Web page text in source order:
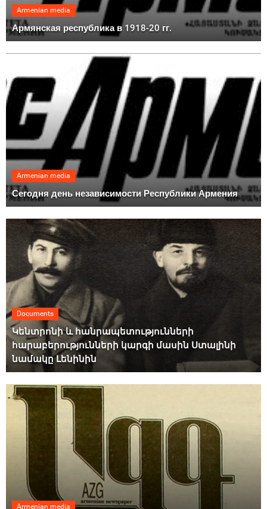
Armenian media
Армянская республика в 1918-20 гг.
Armenian media
Сегодня день независимости Республики Армения
Documents
Կենտրոնի և հանրապետությունների
հարաբերությունների կարգի մասին Ստալինի
նամակը Լենինին
Armenian media